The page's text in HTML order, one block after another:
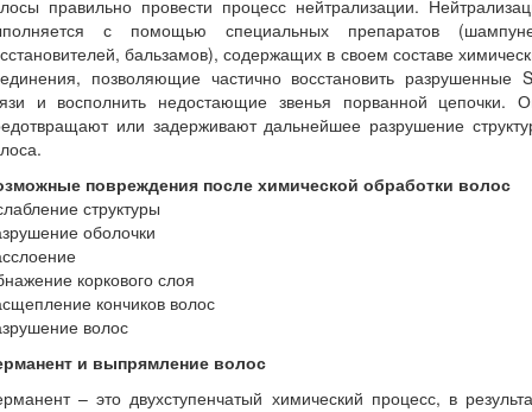
правильно провести процесс нейтрализации.
с помощью специальных препаратов
бальзамов), содержащих в своем составе
позволяющие частично восстановить разрушенные
и восполнить недостающие звенья порванной цепочки.
или задерживают дальнейшее разрушение
повреждения после химической обработки волос
структуры
оболочки
коркового слоя
кончиков волос
волос
и выпрямление волос
– это двухступенчатый химический процесс, в